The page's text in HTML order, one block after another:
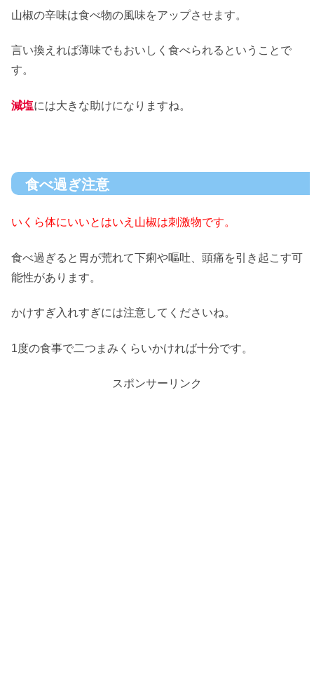
山椒の辛味は食べ物の風味をアップさせます。
言い換えれば薄味でもおいしく食べられるということで
す。
減塩には大きな助けになりますね。
食べ過ぎ注意
いくら体にいいとはいえ山椒は刺激物です。
食べ過ぎると胃が荒れて下痢や嘔吐、頭痛を引き起こす可
能性があります。
かけすぎ入れすぎには注意してくださいね。
1度の食事で二つまみくらいかければ十分です。
スポンサーリンク